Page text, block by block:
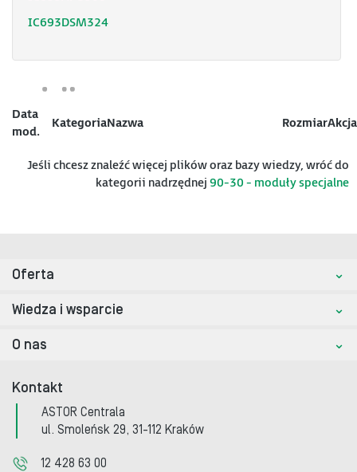
IC693DSM324
Data
mod.
KategoriaNazwa RozmiarAkcja
Jeśli chcesz znaleźć więcej plików oraz bazy wiedzy, wróć do
kategorii nadrzędnej 90-30 - moduły specjalne
Oferta
Wiedza i wsparcie
O nas
Kontakt
ASTOR Centrala
ul. Smoleńsk 29, 31-112 Kraków
12 428 63 00